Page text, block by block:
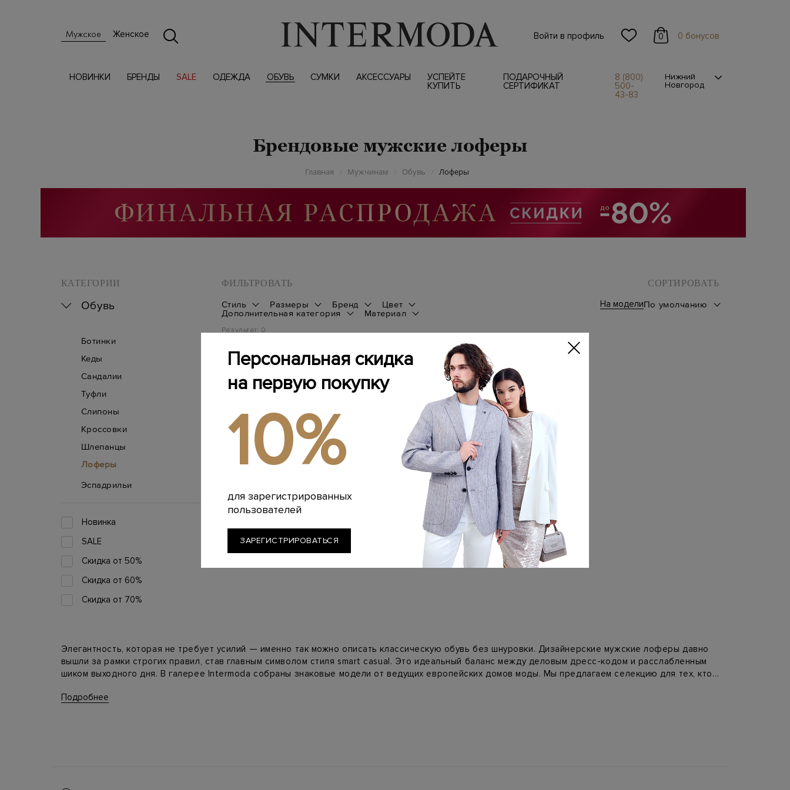
Мужское Женское Войти в профиль 0 0 бонусов
НОВИНКИ БРЕНДЫ SALE ОДЕЖДА ОБУВЬ СУМКИ АКСЕССУАРЫ
УСПЕЙТЕ
КУПИТЬ
ПОДАРОЧНЫЙ
СЕРТИФИКАТ
8 (800)
500-
43-83
Нижний
Новгород
Брендовые мужские лоферы
Главная / Мужчинам / Обувь / Лоферы
КАТЕГОРИИ
Обувь
Ботинки
Кеды
Сандалии
Туфли
Слипоны
Кроссовки
Шлепанцы
Лоферы
Эспадрильи
Новинка
SALE
Скидка от 50%
Скидка от 60%
Скидка от 70%
ФИЛЬТРОВАТЬ
Стиль Размеры Бренд
Цвет
Дополнительная категория
Материал
На модели
СОРТИРОВАТЬ
По умолчанию
Результат: 0
Товаров не найдено
Элегантность, которая не требует усилий — именно так можно описать классическую обувь без шнуровки. Дизайнерские мужские лоферы давно
вышли за рамки строгих правил, став главным символом стиля smart casual. Это идеальный баланс между деловым дресс-кодом и расслабленным
шиком выходного дня. В галерее Intermoda собраны знаковые модели от ведущих европейских домов моды. Мы предлагаем селекцию для тех, кто
Подробнее
Персональная скидка
на первую покупку
10%
для зарегистрированных
пользователей
ЗАРЕГИСТРИРОВАТЬСЯ